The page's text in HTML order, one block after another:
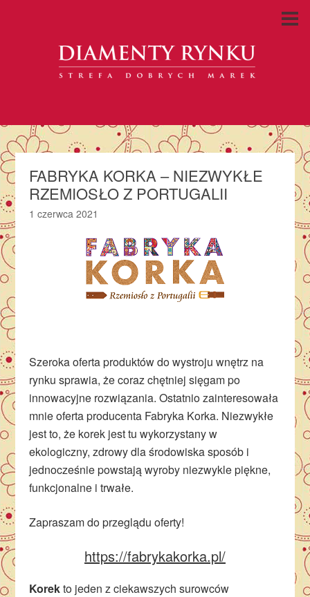
FABRYKA KORKA – NIEZWYKŁE
RZEMIOSŁO Z PORTUGALII
1 czerwca 2021
Szeroka oferta produktów do wystroju wnętrz na
rynku sprawia, że coraz chętniej sięgam po
innowacyjne rozwiązania. Ostatnio zainteresowała
mnie oferta producenta Fabryka Korka. Niezwykłe
jest to, że korek jest tu wykorzystany w
ekologiczny, zdrowy dla środowiska sposób i
jednocześnie powstają wyroby niezwykle piękne,
funkcjonalne i trwałe.
Zapraszam do przeglądu oferty!
https://fabrykakorka.pl/
Korekto jeden z ciekawszych surowców